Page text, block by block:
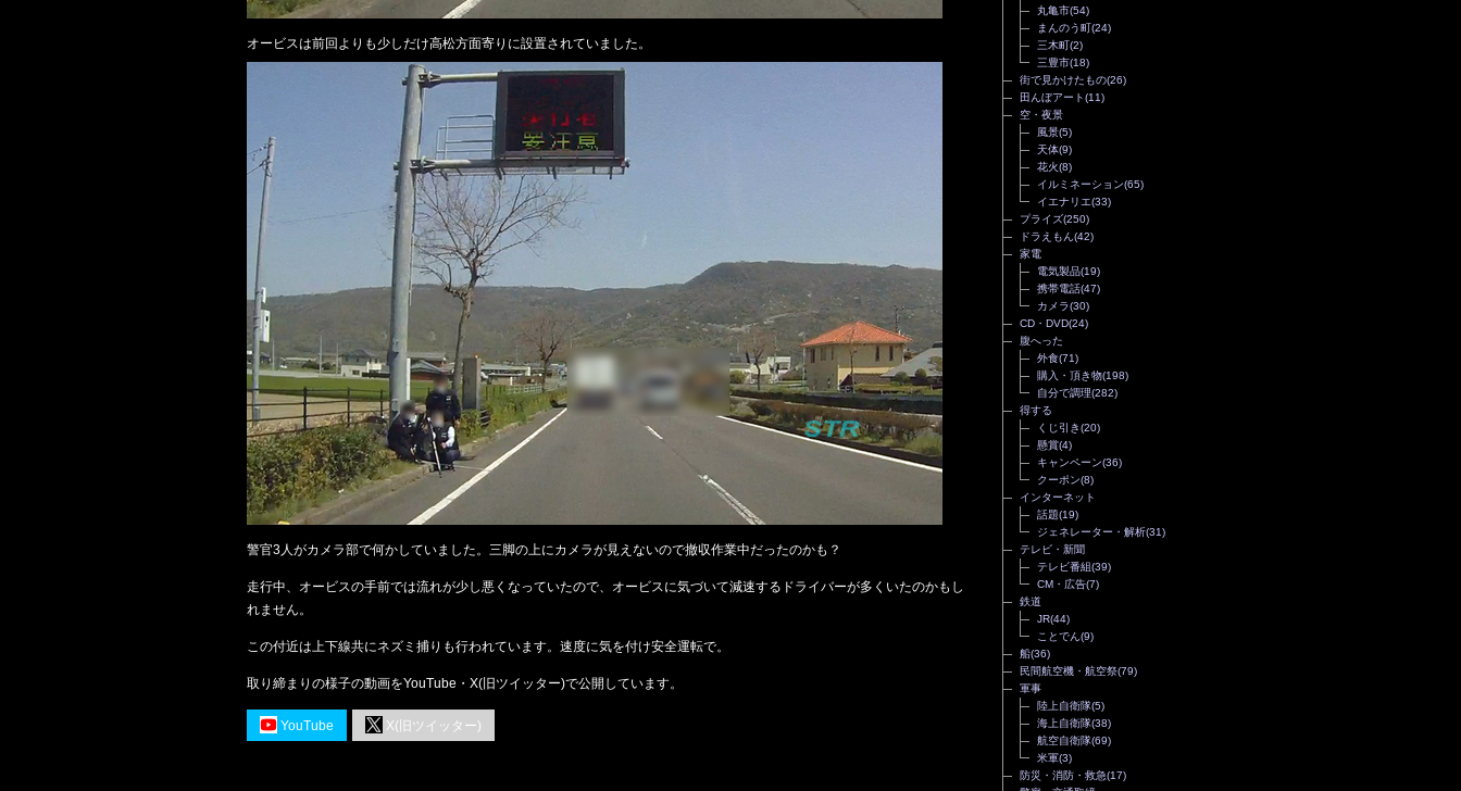
オービスは前回よりも少しだけ高松方面寄りに設置されていました。
警官3人がカメラ部で何かしていました。三脚の上にカメラが見えないので撤収作業中だったのかも？
走行中、オービスの手前では流れが少し悪くなっていたので、オービスに気づいて減速するドライバーが多くいたのかもし
れません。
この付近は上下線共にネズミ捕りも行われています。速度に気を付け安全運転で。
取り締まりの様子の動画をYouTube・X(旧ツイッター)で公開しています。
YouTube X(旧ツイッター)
丸亀市(54)
まんのう町(24)
三木町(2)
三豊市(18)
街で見かけたもの(26)
田んぼアート(11)
空・夜景
風景(5)
天体(9)
花火(8)
イルミネーション(65)
イエナリエ(33)
プライズ(250)
ドラえもん(42)
家電
電気製品(19)
携帯電話(47)
カメラ(30)
CD・DVD(24)
腹へった
外食(71)
購入・頂き物(198)
自分で調理(282)
得する
くじ引き(20)
懸賞(4)
キャンペーン(36)
クーポン(8)
インターネット
話題(19)
ジェネレーター・解析(31)
テレビ・新聞
テレビ番組(39)
CM・広告(7)
鉄道
JR(44)
ことでん(9)
船(36)
民間航空機・航空祭(79)
軍事
陸上自衛隊(5)
海上自衛隊(38)
航空自衛隊(69)
米軍(3)
防災・消防・救急(17)